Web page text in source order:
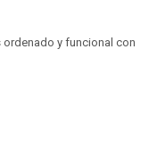
ordenado y funcional con